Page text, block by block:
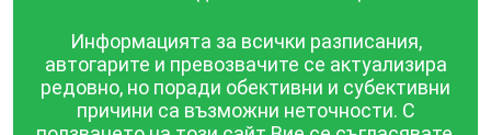
Информацията за всички разписания,
автогарите и превозвачите се актуализира
редовно, но поради обективни и субективни
причини са възможни неточности. С